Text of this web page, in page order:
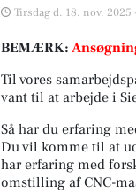
Tirsdag d. 18. nov. 2025
BEMÆRK:
Til vores
vant til at arbejde i
Så har du erfaring
Du vil komme til at
har erfaring med
omstilling af CNC-